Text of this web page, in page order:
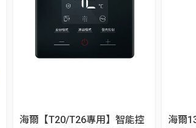
海爾【T20/T26專用】智能控
海爾